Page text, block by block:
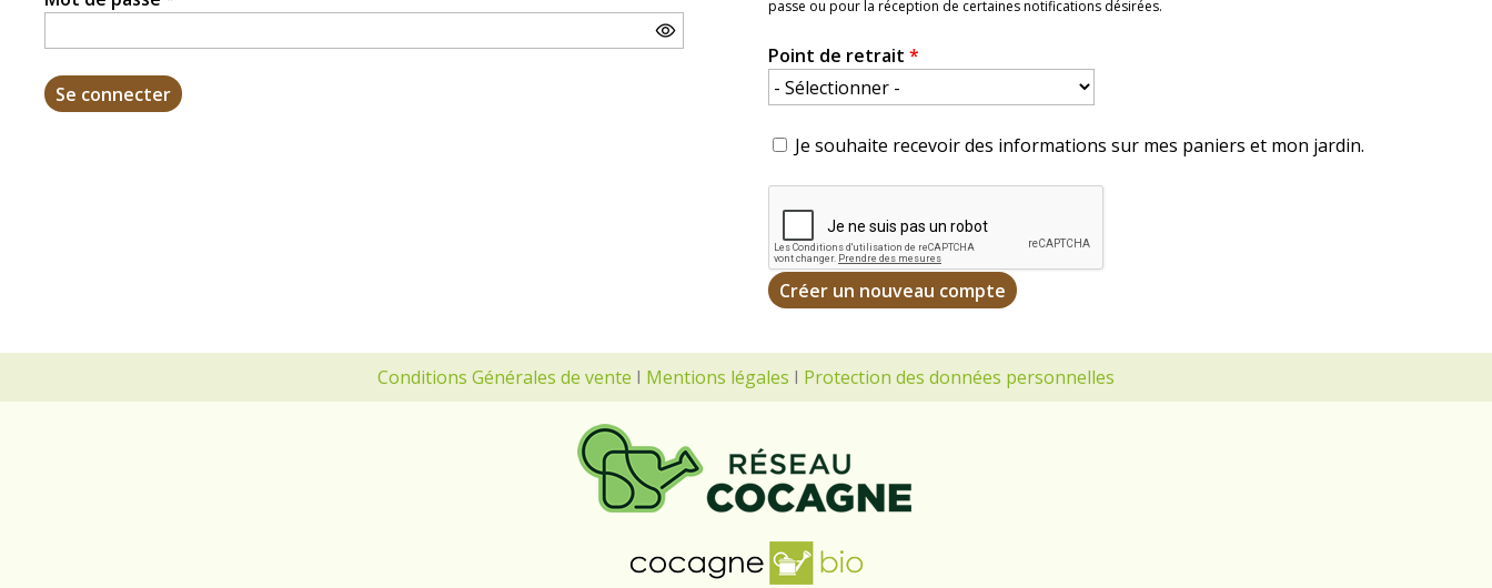
passe ou pour la réception de certaines notifications désirées.
Point de retrait *
Je souhaite recevoir des informations sur mes paniers et mon jardin.
Conditions Générales de vente I Mentions légales I Protection des données personnelles